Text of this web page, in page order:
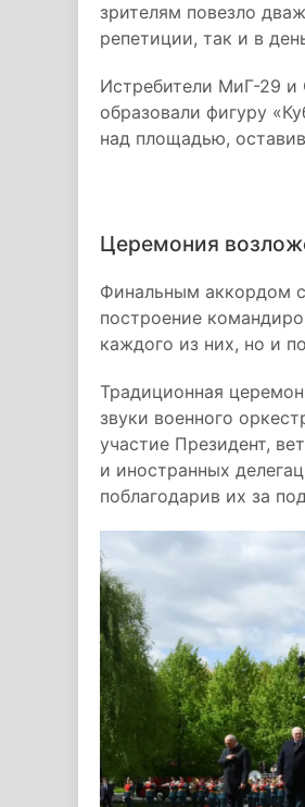
зрителям повезло
репетиции, так и в
Истребители МиГ-29 и
образовали фигуру
над площадью,
Церемония
Финальным аккордом
построение
каждого из них, но и
Традиционная
звуки военного
участие Президент,
и иностранных
поблагодарив их за